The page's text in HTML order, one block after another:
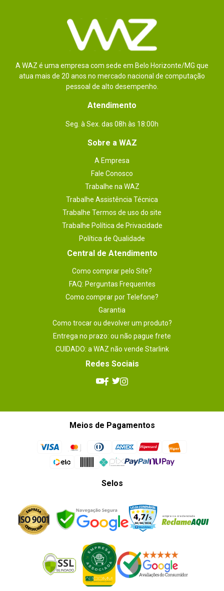
A WAZ é uma empresa com sede em Belo Horizonte/MG que
atua mais de 20 anos no mercado nacional de computação
pessoal de alto desempenho.
Atendimento
Seg. à Sex. das 08h às 18:00h
Sobre a WAZ
A Empresa
Fale Conosco
Trabalhe na WAZ
Trabalhe Assistência Técnica
Trabalhe Termos de uso do site
Trabalhe Política de Privacidade
Política de Qualidade
Central de Atendimento
Como comprar pelo Site?
FAQ: Perguntas Frequentes
Como comprar por Telefone?
Garantia
Como trocar ou devolver um produto?
Entrega no prazo: ou não pague frete
CUIDADO: a WAZ não vende Starlink
Redes Sociais
Meios de Pagamentos
Selos